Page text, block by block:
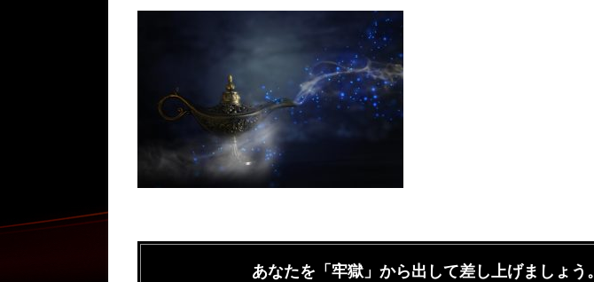
あなたを「牢獄」から出して差し上げましょう。